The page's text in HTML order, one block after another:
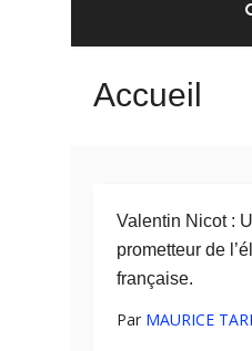
Accueil
Valentin Nicot :
prometteur de
française.
Par MAURICE